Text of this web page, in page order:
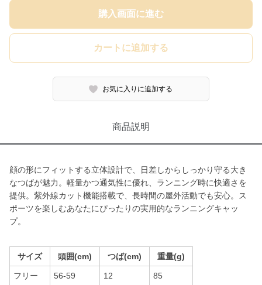
購入画面に進む
カートに追加する
お気に入りに追加する
商品説明
顔の形にフィットする立体設計で、日差しからしっかり守る大き
なつばが魅力。軽量かつ通気性に優れ、ランニング時に快適さを
提供。紫外線カット機能搭載で、長時間の屋外活動でも安心。ス
ポーツを楽しむあなたにぴったりの実用的なランニングキャッ
プ。
サイズ 頭囲(cm) つば(cm) 重量(g)
フリー 56-59 12 85